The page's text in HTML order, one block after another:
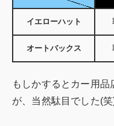
イエローハット
オートバックス
もしかするとカー用
が、当然駄目でした(